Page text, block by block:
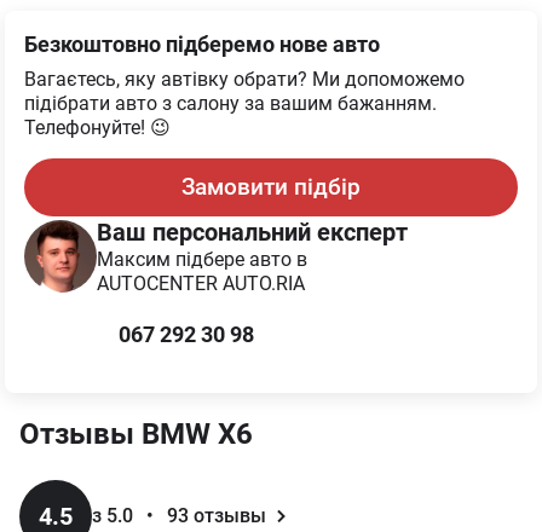
Безкоштовно підберемо нове авто
Вагаєтесь, яку автівку обрати? Ми допоможемо
підібрати авто з салону за вашим бажанням.
Телефонуйте! 😉
Замовити підбір
Ваш персональний експерт
Максим підбере авто в
AUTOCENTER AUTO.RIA
067 292 30 98
Отзывы BMW X6
4.5 з 5.0 • 93 отзывы